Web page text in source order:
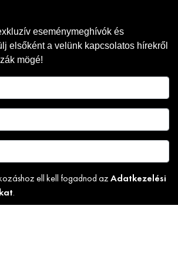
eseménymeghívók és
elsőként a velünk kapcsolatos hírekről
mögé!
ell kell fogadnod az Adatkezelési
.